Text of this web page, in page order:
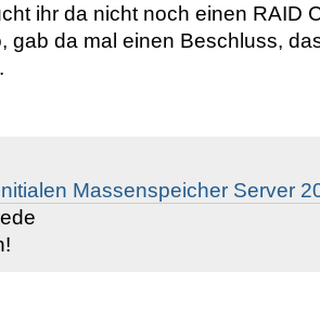
ihr da nicht noch einen RAID
gab da mal einen Beschluss,
Massenspeicher Server